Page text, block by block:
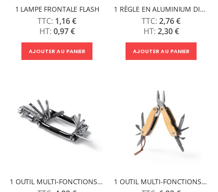
1 LAMPE FRONTALE FLASH
1,16 €
0,97 €
AJOUTER AU PANIER
1 RÈGLE EN ALUMINIUM DINTEL
2,76 €
2,30 €
AJOUTER AU PANIER
1 OUTIL MULTI-FONCTIONS SORBY 1 OUTIL MULTI-FONCTIONS MURDOK